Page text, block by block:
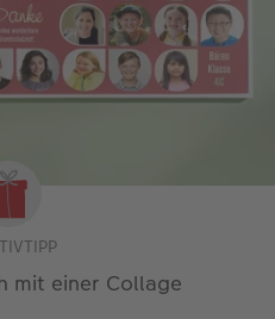
mit einer Collage